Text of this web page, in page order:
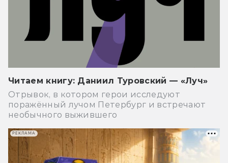
Читаем книгу: Даниил Туровский — «Луч»
Отрывок, в котором герои исследуют
поражённый лучом Петербург и встречают
необычного выжившего
РЕКЛАМА